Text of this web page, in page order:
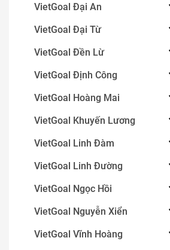
VietGoal Đại An
VietGoal Đại Từ
VietGoal Đền Lừ
VietGoal Định Công
VietGoal Hoàng Mai
VietGoal Khuyến Lương
VietGoal Linh Đàm
VietGoal Linh Đường
VietGoal Ngọc Hồi
VietGoal Nguyễn Xiển
VietGoal Vĩnh Hoàng